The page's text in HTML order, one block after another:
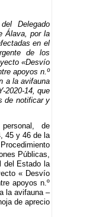
Delegado
Álava, por la
en el
de los
«Desvío
apoyos n.º
a la avifauna
2020-14, que
de notificar y
de
45 y 46 de la
Públicas,
del Estado la
« Desvío
apoyos n.º
la avifauna –
de aprecio